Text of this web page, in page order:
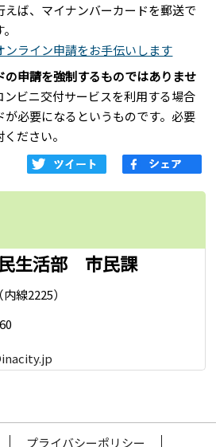
ば、マイナンバーカードを郵送で
ンライン申請をお手伝いします
の申請を強制するものではありませ
ンビニ交付サービスを利用する場合
が必要になるというものです。必要
ださい。
生活部 市民課
線2225）
プライバシーポリシー